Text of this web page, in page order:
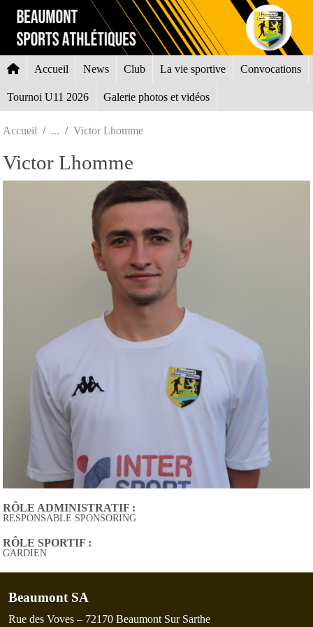
Accueil News Club La vie sportive Convocations
Tournoi U11 2026 Galerie photos et vidéos
Accueil Victor Lhomme
Victor Lhomme
RÔLE ADMINISTRATIF :
RESPONSABLE SPONSORING
RÔLE SPORTIF :
GARDIEN
Beaumont SA
Rue des Voves – 72170 Beaumont Sur Sarthe
Panneau de gestion des cookies